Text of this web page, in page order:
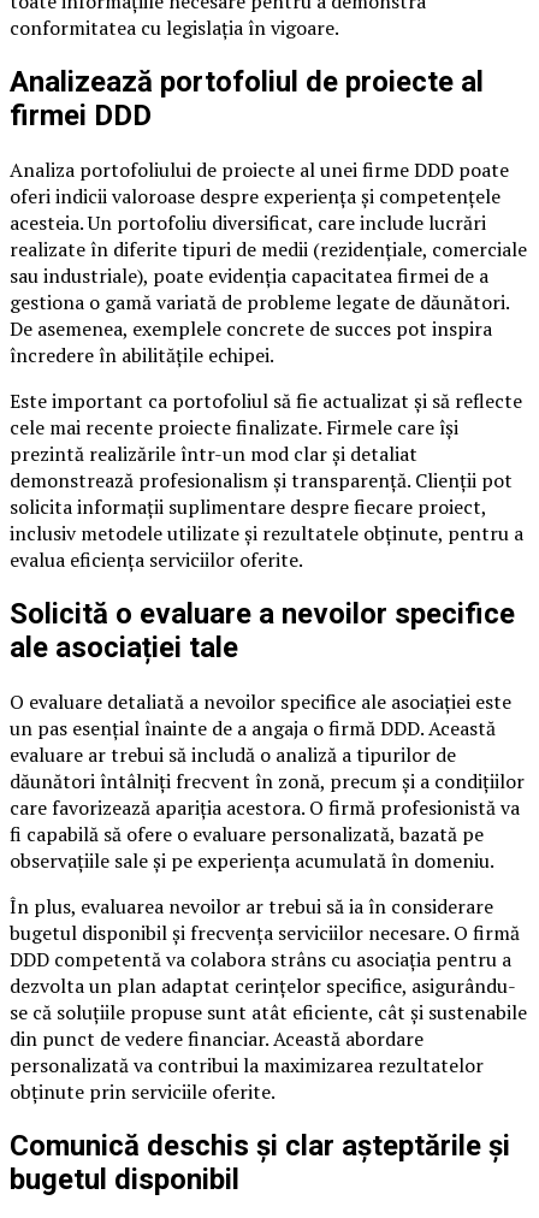
conformitatea cu legislația în vigoare.
Analizează portofoliul de proiecte al
firmei DDD
Analiza portofoliului de proiecte al unei firme DDD poate
oferi indicii valoroase despre experiența și competențele
acesteia. Un portofoliu diversificat, care include lucrări
realizate în diferite tipuri de medii (rezidențiale, comerciale
sau industriale), poate evidenția capacitatea firmei de a
gestiona o gamă variată de probleme legate de dăunători.
De asemenea, exemplele concrete de succes pot inspira
încredere în abilitățile echipei.
Este important ca portofoliul să fie actualizat și să reflecte
cele mai recente proiecte finalizate. Firmele care își
prezintă realizările într-un mod clar și detaliat
demonstrează profesionalism și transparență. Clienții pot
solicita informații suplimentare despre fiecare proiect,
inclusiv metodele utilizate și rezultatele obținute, pentru a
evalua eficiența serviciilor oferite.
Solicită o evaluare a nevoilor specifice
ale asociației tale
O evaluare detaliată a nevoilor specifice ale asociației este
un pas esențial înainte de a angaja o firmă DDD. Această
evaluare ar trebui să includă o analiză a tipurilor de
dăunători întâlniți frecvent în zonă, precum și a condițiilor
care favorizează apariția acestora. O firmă profesionistă va
fi capabilă să ofere o evaluare personalizată, bazată pe
observațiile sale și pe experiența acumulată în domeniu.
În plus, evaluarea nevoilor ar trebui să ia în considerare
bugetul disponibil și frecvența serviciilor necesare. O firmă
DDD competentă va colabora strâns cu asociația pentru a
dezvolta un plan adaptat cerințelor specifice, asigurându-
se că soluțiile propuse sunt atât eficiente, cât și sustenabile
din punct de vedere financiar. Această abordare
personalizată va contribui la maximizarea rezultatelor
obținute prin serviciile oferite.
Comunică deschis și clar așteptările și
bugetul disponibil